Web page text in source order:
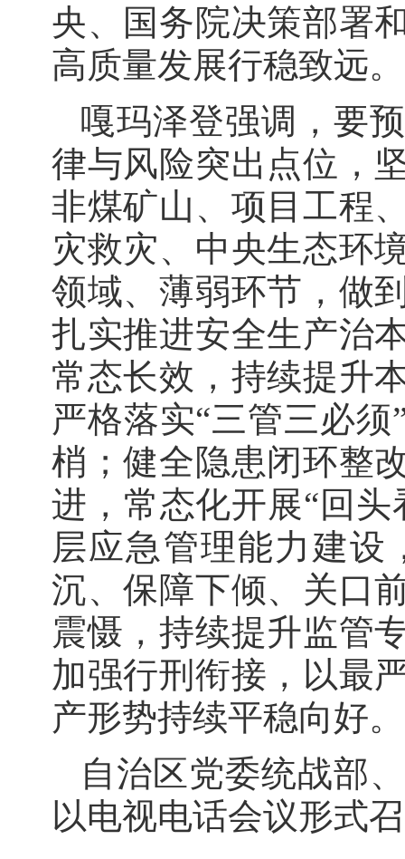
央、国务院决策部署
高质量发展行稳致远。
嘎玛泽登强调，要
律与风险突出点位，
非煤矿山、项目工程
灾救灾、中央生态环
领域、薄弱环节，做
扎实推进安全生产治
常态长效，持续提升
严格落实“三管三必
梢；健全隐患闭环整
进，常态化开展“回
层应急管理能力建设
沉、保障下倾、关口
震慑，持续提升监管
加强行刑衔接，以最
产形势持续平稳向好。
自治区党委统战部
以电视电话会议形式